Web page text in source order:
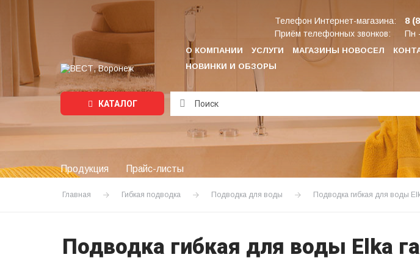
О КОМПАНИИ УСЛУГИ МАГАЗИНЫ НОВОСЕЛ
НОВИНКИ И ОБЗОРЫ
Телефон Интернет-магазина: 8
Приём телефонных звонков: Пн
КАТАЛОГ
Подождите...
Продукция Прайс-листы
Главная Гибкая подводка Подводка для воды Подводка гибкая для воды
Подводка гибкая для воды Elka